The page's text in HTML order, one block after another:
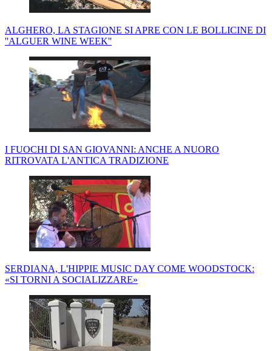
ALGHERO, LA STAGIONE SI APRE CON LE BOLLICINE DI
''ALGUER WINE WEEK''
I FUOCHI DI SAN GIOVANNI: ANCHE A NUORO
RITROVATA L'ANTICA TRADIZIONE
SERDIANA, L'HIPPIE MUSIC DAY COME WOODSTOCK:
«SI TORNI A SOCIALIZZARE»